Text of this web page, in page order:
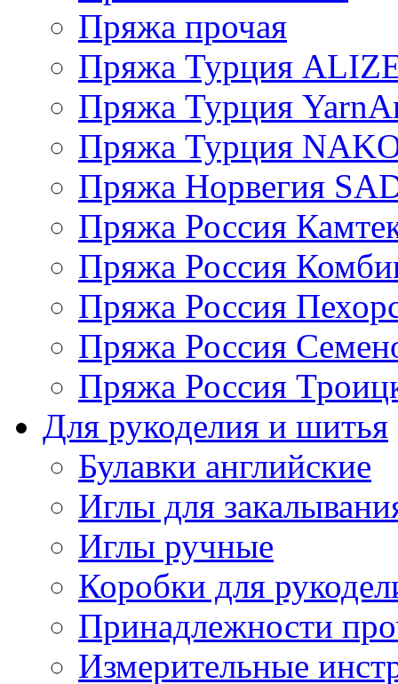
Пряжа прочая
Пряжа Турция
Пряжа Турция
Пряжа Турция
Пряжа Норвегия
Пряжа Россия
Пряжа Россия
Пряжа Россия
Пряжа Россия
Пряжа Россия
Для рукоделия и шитья
Булавки английские
Иглы для
Иглы ручные
Коробки для
Принадлежности
Измерительные